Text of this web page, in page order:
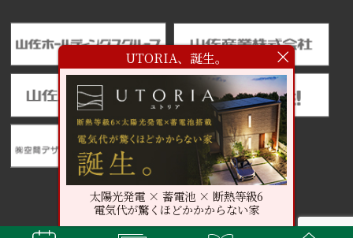
UTORIA、誕生。
太陽光発電 × 蓄電池 × 断熱等級6
電気代が驚くほどかかからない家